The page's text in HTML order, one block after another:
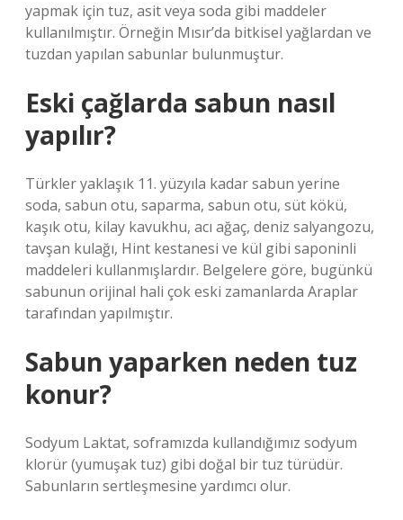
yapmak için tuz, asit veya soda gibi maddeler
kullanılmıştır. Örneğin Mısır’da bitkisel yağlardan ve
tuzdan yapılan sabunlar bulunmuştur.
Eski çağlarda sabun nasıl
yapılır?
Türkler yaklaşık 11. yüzyıla kadar sabun yerine
soda, sabun otu, saparma, sabun otu, süt kökü,
kaşık otu, kilay kavukhu, acı ağaç, deniz salyangozu,
tavşan kulağı, Hint kestanesi ve kül gibi saponinli
maddeleri kullanmışlardır. Belgelere göre, bugünkü
sabunun orijinal hali çok eski zamanlarda Araplar
tarafından yapılmıştır.
Sabun yaparken neden tuz
konur?
Sodyum Laktat, soframızda kullandığımız sodyum
klorür (yumuşak tuz) gibi doğal bir tuz türüdür.
Sabunların sertleşmesine yardımcı olur.